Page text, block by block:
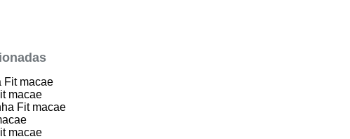
Fit macae
macae
Fit macae
macae